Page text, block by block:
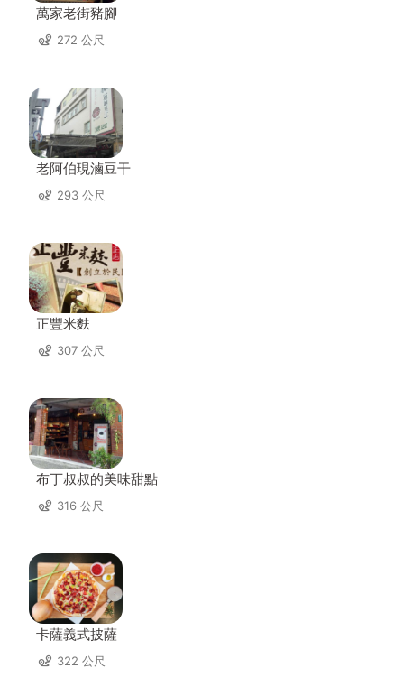
萬家老街豬腳
272 公尺
老阿伯現滷豆干
293 公尺
正豐米麩
307 公尺
布丁叔叔的美味甜點
316 公尺
卡薩義式披薩
322 公尺